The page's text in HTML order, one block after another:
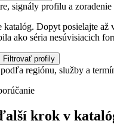
signály profilu a zoradenie
katalóg. Dopyt posielajte až
ako séria nesúvisiacich
Filtrovať profily
regiónu, služby a
krok v